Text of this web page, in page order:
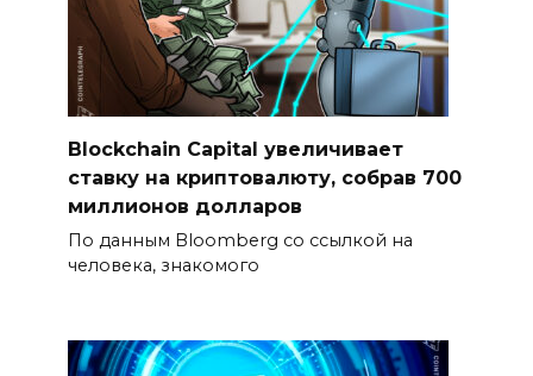
Blockchain Capital увеличивает
ставку на криптовалюту, собрав 700
миллионов долларов
По данным Bloomberg со ссылкой на
человека, знакомого